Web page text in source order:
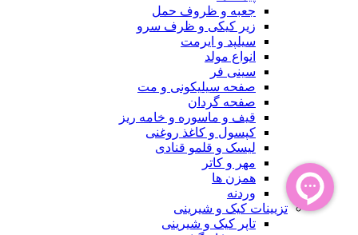
جعبه و ظروف حمل
زیر کیکی و ظرف سرو
سیلپد و ایرمت
انواع مولد
سینی فر
صفحه سیلیکونی و مت
صفحه گردان
قیف و ماسوره و خامه ریز
کپسول و کاغذ روغنی
لیسک و قلمو قنادی
مهر و کاتر
همزن ها
وردنه
تزیینات کیک و شیرینی
تاپر کیک و شیرینی